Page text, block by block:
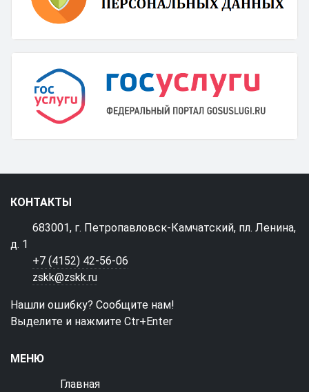
КОНТАКТЫ
683001, г. Петропавловск-Камчатский, пл. Ленина,
д. 1
+7 (4152) 42-56-06
zskk@zskk.ru
Нашли ошибку? Сообщите нам!
Выделите и нажмите Ctr+Enter
МЕНЮ
Главная